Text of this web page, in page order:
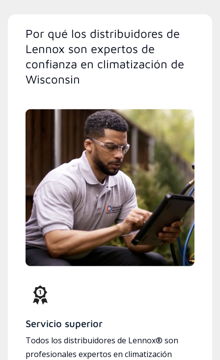
Por qué los distribuidores de
Lennox son expertos de
confianza en climatización de
Wisconsin
Servicio superior
Todos los distribuidores de Lennox® son
profesionales expertos en climatización